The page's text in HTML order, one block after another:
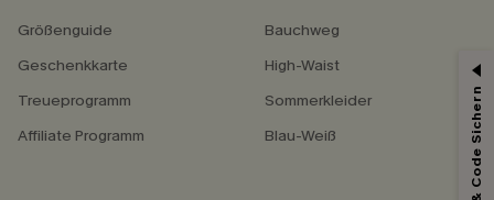
Größenguide
Geschenkkarte
Treueprogramm
Affiliate Programm
Bauchweg
High-Waist
Sommerkleider
Blau-Weiß